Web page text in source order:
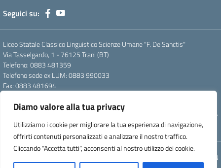
Diamo valore alla tua privacy
Utilizziamo i cookie per migliorare la tua esperienza di navigazione,
offrirti contenuti personalizzati e analizzare il nostro traffico.
Cliccando “Accetta tutti”, acconsenti al nostro utilizzo dei cookie.
Seguici su:
Liceo Statale Classico Linguistico Scienze Umane "F. De Sanctis"
Via Tasselgardo, 1 - 76125 Trani (BT)
Telefono: 0883 481359
Telefono sede ex LUM: 0883 990033
Fax: 0883 481694
Pec: btpc210007@pec.istruzione.it
Codice Meccanografico: istsc_btpc210007 - Codice Fiscale: 92058830727
- Codice Univoco d'ufficio: UFG4S9
Concept & Design by Designers Italia